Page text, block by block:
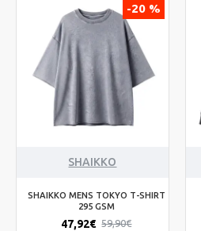
-20 %
SHAIKKO
SHAIKKO MENS TOKYO T-SHIRT
295 GSM
47,92€ 59,90€